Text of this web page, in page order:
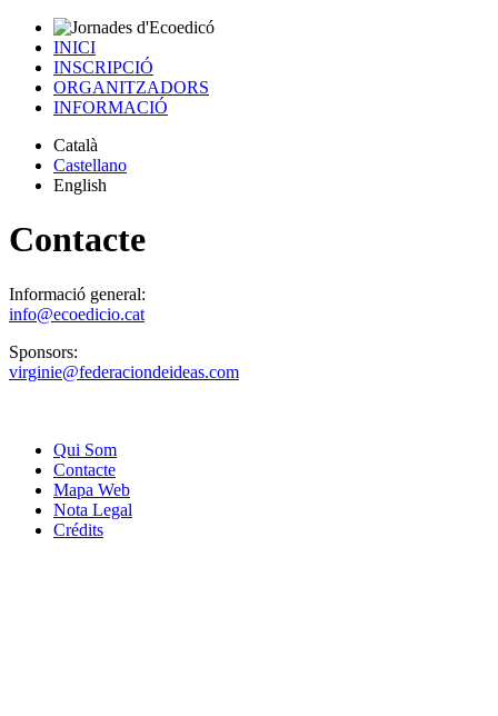
INICI
INSCRIPCIÓ
ORGANITZADORS
INFORMACIÓ
Català
Castellano
English
Contacte
Informació general:
info@ecoedicio.cat
Sponsors:
virginie@federaciondeideas.com
Qui Som
Contacte
Mapa Web
Nota Legal
Crédits